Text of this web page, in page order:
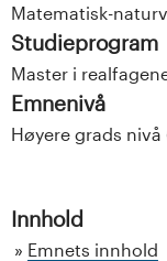
Matematisk-
Studieprogram
Master i
Emnenivå
Høyere grads nivå
Innhold
Emnets innhold